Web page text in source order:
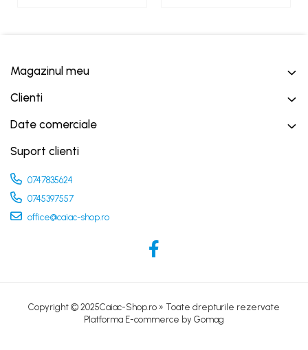
Magazinul meu
Clienti
Date comerciale
Suport clienti
0747835624
0745397557
office@caiac-shop.ro
Copyright © 2025Caiac-Shop.ro » Toate drepturile rezervate
Platforma E-commerce by Gomag